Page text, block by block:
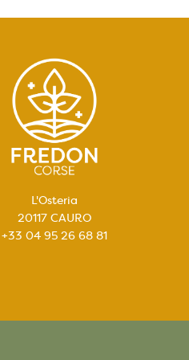
L'Osteria
20117 CAURO
+33 04 95 26 68 81